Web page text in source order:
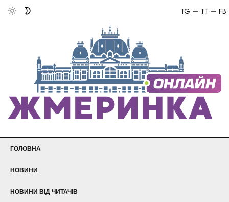
FB
TT
TG
ГОЛОВНА
НОВИНИ
НОВИНИ ВІД ЧИТАЧІВ